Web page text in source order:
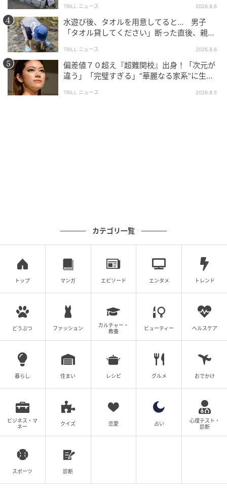
TRILL ニュース 2026.8.6
水遊び後、タオルを用意してると… 男子
「タオル貸してください」断った直後、親が
TRILL ニュース 2026.8.6
偏差値７０超え『超難関校』出身！「次元が
違う」「完璧すぎる」“華麗なる家系”に生ま
TRILL ニュース 2026.8.5
カテゴリ一覧
トップ マンガ エピソード エンタメ トレンド
どうぶつ ファッション
カルチャー・
教養
ビューティー ヘルスケア
暮らし 住まい レシピ グルメ おでかけ
ビジネス・マ
ネー
クイズ 恋愛 占い
心理テスト・
診断
スポーツ 診断